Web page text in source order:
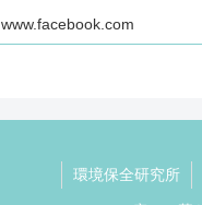
セラー
www.facebook.com
環境保全研究所